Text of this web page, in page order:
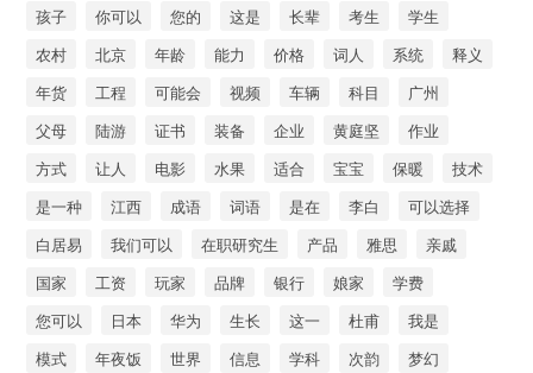
孩子
你可以 您的 这是 长辈 考生
学生
农村
北京 年龄 能力 价格 词人 系统
释义
年货
工程 可能会 视频 车辆 科目
广州
父母
陆游 证书 装备 企业 黄庭坚
作业
方式
让人 电影 水果 适合 宝宝 保暖
技术
是一种
江西 成语 词语 是在 李白
可以选择
白居易
我们可以 在职研究生 产品 雅思
亲戚
国家
工资 玩家 品牌 银行 娘家
学费
您可以
日本 华为 生长 这一 杜甫
我是
模式
年夜饭 世界 信息 学科 次韵
梦幻